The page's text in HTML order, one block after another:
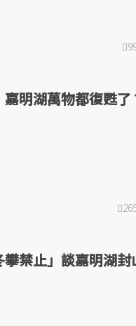
明湖萬物都復甦了
禁止」談嘉明湖封